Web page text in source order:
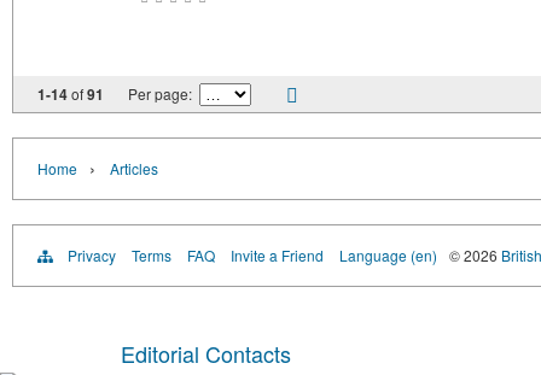
1-14of91 Per page:
Home › Articles
Privacy Terms FAQ Invite a Friend Language (en) © 2026
Editorial Contacts